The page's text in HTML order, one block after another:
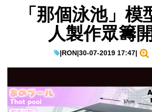
「那個泳池」模
人製作眾籌
|RON|30-07-2019 17:47|